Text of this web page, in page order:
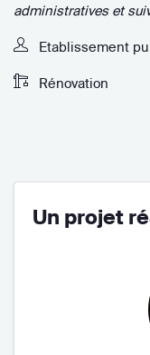
administratives et
Etablissement
Rénovation
Un projet